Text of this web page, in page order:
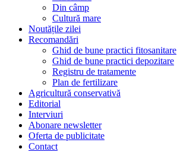
Din câmp
Cultură mare
Noutățile zilei
Recomandări
Ghid de bune practici fitosanitare
Ghid de bune practici depozitare
Registru de tratamente
Plan de fertilizare
Agricultură conservativă
Editorial
Interviuri
Abonare newsletter
Oferta de publicitate
Contact